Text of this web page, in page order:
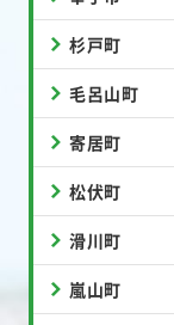
杉戸町
毛呂山町
寄居町
松伏町
滑川町
嵐山町